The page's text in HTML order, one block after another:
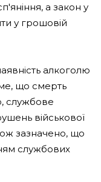
а закон у
у грошовій
алкоголю
що смерть
службове
військової
зазначено, що
службових